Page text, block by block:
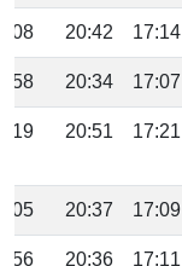
17:14
20:42
17:07
20:34
17:21
20:51
17:09
20:37
17:11
20:36